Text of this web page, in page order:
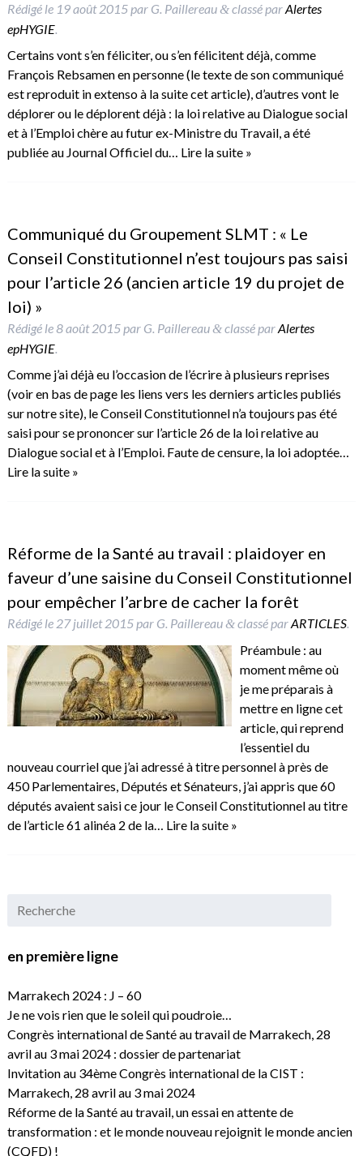
Rédigé le 19 août 2015par G. Paillereau &classé parAlertes
epHYGIE.
Certains vont s’en féliciter, ou s’en félicitent déjà, comme
François Rebsamen en personne (le texte de son communiqué
est reproduit in extenso à la suite cet article), d’autres vont le
déplorer ou le déplorent déjà : la loi relative au Dialogue social
et à l’Emploi chère au futur ex-Ministre du Travail, a été
publiée au Journal Officiel du… Lire la suite »
Communiqué du Groupement SLMT : « Le
Conseil Constitutionnel n’est toujours pas saisi
pour l’article 26 (ancien article 19 du projet de
loi) »
Rédigé le8 août 2015par G. Paillereau &classé parAlertes
epHYGIE.
Comme j’ai déjà eu l’occasion de l’écrire à plusieurs reprises
(voir en bas de page les liens vers les derniers articles publiés
sur notre site), le Conseil Constitutionnel n’a toujours pas été
saisi pour se prononcer sur l’article 26 de la loi relative au
Dialogue social et à l’Emploi. Faute de censure, la loi adoptée…
Lire la suite »
Réforme de la Santé au travail : plaidoyer en
faveur d’une saisine du Conseil Constitutionnel
pour empêcher l’arbre de cacher la forêt
Rédigé le 27 juillet 2015par G. Paillereau &classé parARTICLES.
Préambule : au
moment même où
je me préparais à
mettre en ligne cet
article, qui reprend
l’essentiel du
nouveau courriel que j’ai adressé à titre personnel à près de
450 Parlementaires, Députés et Sénateurs, j’ai appris que 60
députés avaient saisi ce jour le Conseil Constitutionnel au titre
de l’article 61 alinéa 2 de la… Lire la suite »
en première ligne
Marrakech 2024 : J – 60
Je ne vois rien que le soleil qui poudroie…
Congrès international de Santé au travail de Marrakech, 28
avril au 3 mai 2024 : dossier de partenariat
Invitation au 34ème Congrès international de la CIST :
Marrakech, 28 avril au 3 mai 2024
Réforme de la Santé au travail, un essai en attente de
transformation : et le monde nouveau rejoignit le monde ancien
(CQFD) !